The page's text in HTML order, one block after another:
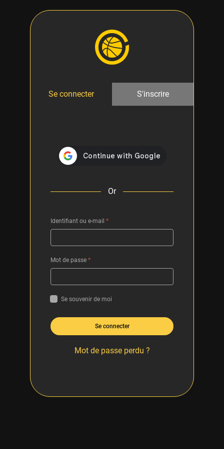
Se connecter S'inscrire
Or
Identifiant ou e-mail *
Mot de passe *
Se souvenir de moi
Se connecter
Mot de passe perdu ?